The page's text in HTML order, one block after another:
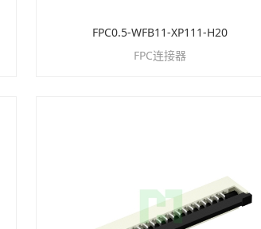
FPC0.5-WFB11-XP111-H20
FPC连接器